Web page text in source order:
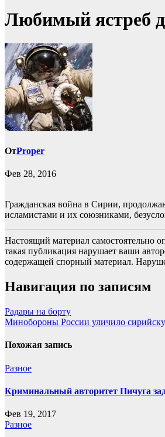
Любимый ястреб
ОтProper
Фев 28, 2016
Гражданская война в Сирии,
исламистами и их союзниками,
Настоящий материал самостоятельно
такая публикация нарушает ваши
содержащей спорный материал.
Навигация по записям
Радары на борту
Минобороны России уличило
Похожая запись
Разное
Криминальный авторитет Пичуга
Фев 19, 2017
Разное